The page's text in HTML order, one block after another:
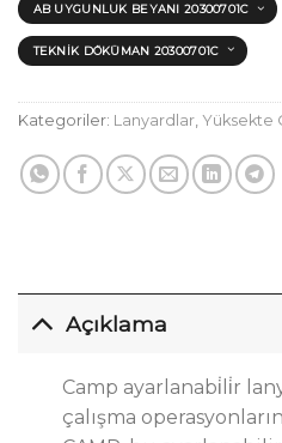
AB UYGUNLUK BEYANI 20300701C
TEKNIK DÖKÜMAN 20300701C
Kategoriler: Lanyardlar, Yüksekte
Açıklama
Camp ayarlanabi̇li̇r
çalışma